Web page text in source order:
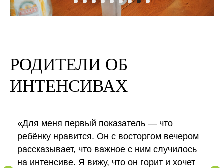
РОДИТЕЛИ ОБ
ИНТЕНСИВАХ
«Для меня первый показатель — что
ребёнку нравится. Он с восторгом вечером
рассказывает, что важное с ним случилось
на интенсиве. Я вижу, что он горит и хочет